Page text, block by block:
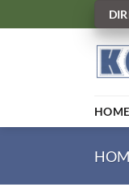
naar
HOME